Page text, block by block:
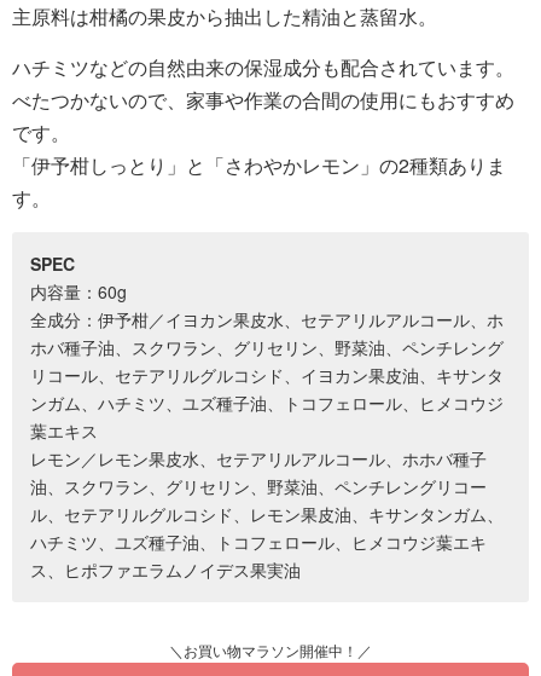
主原料は柑橘の果皮から抽出した精油と蒸留水。
ハチミツなどの自然由来の保湿成分も配合されています。
べたつかないので、家事や作業の合間の使用にもおすすめ
です。
「伊予柑しっとり」と「さわやかレモン」の2種類ありま
す。
SPEC
内容量：60g
全成分：伊予柑／イヨカン果皮水、セテアリルアルコール、ホ
ホバ種子油、スクワラン、グリセリン、野菜油、ペンチレング
リコール、セテアリルグルコシド、イヨカン果皮油、キサンタ
ンガム、ハチミツ、ユズ種子油、トコフェロール、ヒメコウジ
葉エキス
レモン／レモン果皮水、セテアリルアルコール、ホホバ種子
油、スクワラン、グリセリン、野菜油、ペンチレングリコー
ル、セテアリルグルコシド、レモン果皮油、キサンタンガム、
ハチミツ、ユズ種子油、トコフェロール、ヒメコウジ葉エキ
ス、ヒポファエラムノイデス果実油